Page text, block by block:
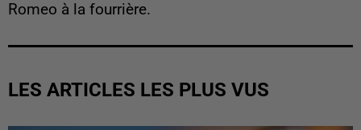
Romeo à la fourrière.
LES ARTICLES LES PLUS VUS